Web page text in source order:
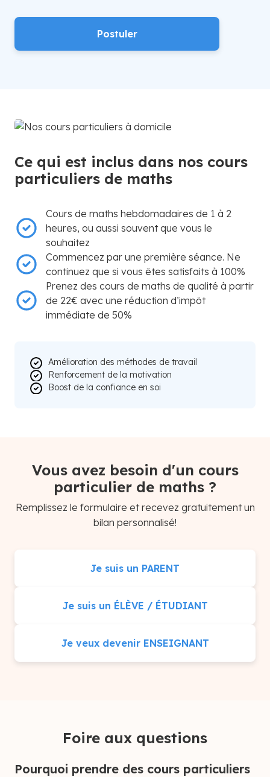
Postuler
Ce qui est inclus dans nos cours
particuliers de maths
Cours de maths hebdomadaires de 1 à 2
heures, ou aussi souvent que vous le
souhaitez
Commencez par une première séance. Ne
continuez que si vous êtes satisfaits à 100%
Prenez des cours de maths de qualité à partir
de 22€ avec une réduction d’impôt
immédiate de 50%
Amélioration des méthodes de travail
Renforcement de la motivation
Boost de la confiance en soi
Vous avez besoin d'un cours
particulier de maths ?
Remplissez le formulaire et recevez gratuitement un
bilan personnalisé!
Je suis un PARENT
Je suis un ÉLÈVE / ÉTUDIANT
Je veux devenir ENSEIGNANT
Foire aux questions
Pourquoi prendre des cours particuliers